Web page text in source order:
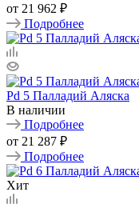
от 21 962 ₽
Подробнее
Pd 5 Палладий Аляска
В наличии
Подробнее
от 21 287 ₽
Подробнее
Хит